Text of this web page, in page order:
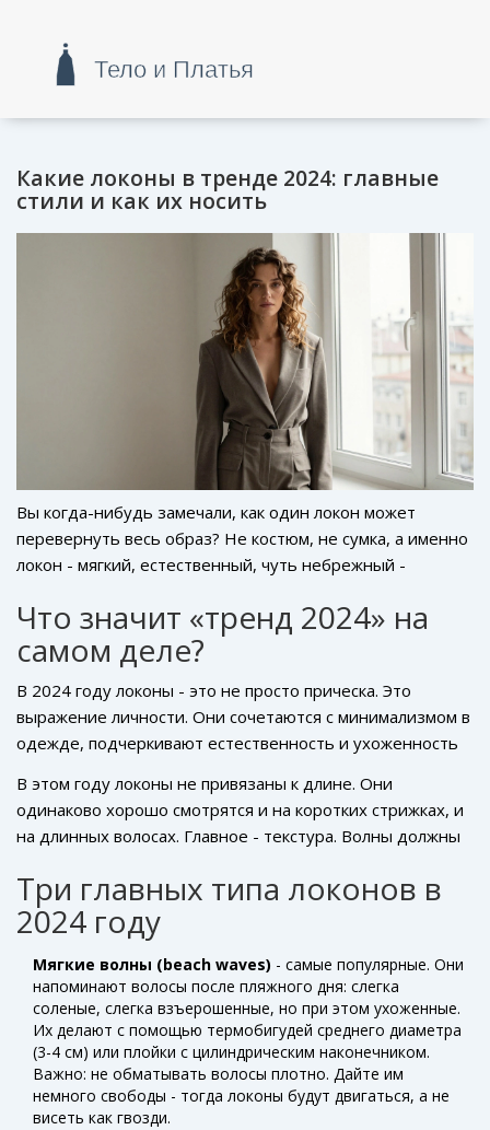
Какие локоны в тренде 2024: главные
стили и как их носить
Вы когда-нибудь замечали, как один локон может
перевернуть весь образ? Не костюм, не сумка, а именно
локон - мягкий, естественный, чуть небрежный -
снова на пике, но не те, что были в 2010-х. Это не
жесткие, лакированные спирали. Это живые, дышащие,
почти случайные волны, которые выглядят так, будто вы
просто проснулись с идеальными волосами. И да, это
можно сделать даже без профессионального утюжка.
Что значит «тренд 2024» на
самом деле?
В 2024 году локоны - это не просто прическа. Это
выражение личности. Они сочетаются с минимализмом в
одежде, подчеркивают естественность и ухоженность
выглядеть как результат хорошего дня, а не как
результат трех часов в салоне. Дизайнеры из Парижа,
Милана и Москвы одинаково говорят: «Не идеально -
значит, идеально».
В этом году локоны не привязаны к длине. Они
одинаково хорошо смотрятся и на коротких стрижках, и
на длинных волосах. Главное - текстура. Волны должны
Нет одинаковых спиралек, как в старых рекламах
шампуней. Здесь важна асимметрия, легкая
небрежность, чуть приподнятые у корней локоны - это
то, что делает образ живым.
Три главных типа локонов в
2024 году
Мягкие волны (beach waves) - самые популярные. Они
напоминают волосы после пляжного дня: слегка
соленые, слегка взъерошенные, но при этом ухоженные.
Их делают с помощью термобигудей среднего диаметра
(3-4 см) или плойки с цилиндрическим наконечником.
Важно: не обматывать волосы плотно. Дайте им
немного свободы - тогда локоны будут двигаться, а не
висеть как гвозди.